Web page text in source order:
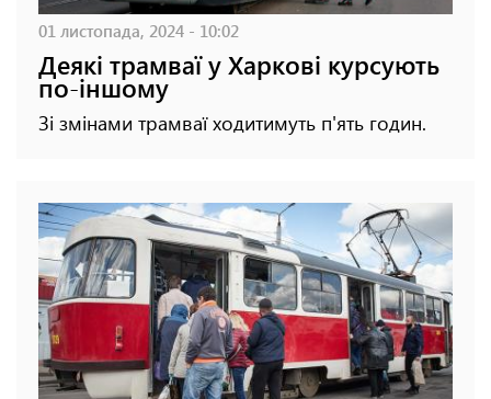
01 листопада, 2024 - 10:02
Деякі трамваї у Харкові курсують
по-іншому
Зі змінами трамваї ходитимуть п'ять годин.